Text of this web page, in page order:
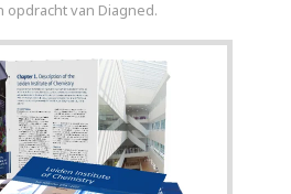
van Diagned.